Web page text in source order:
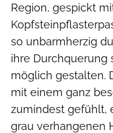
Region, gespickt
so unbarmherzig
ihre Durchquerung
möglich gestalten.
mit einem ganz
zumindest gefühlt,
grau verhangenen